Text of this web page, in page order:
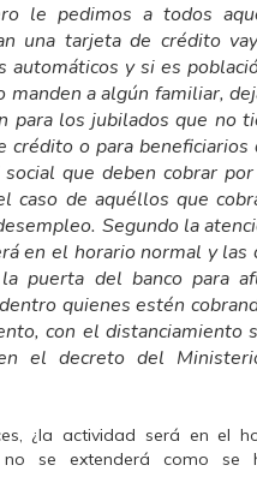
le pedimos a todos
una tarjeta de crédito
automáticos y si es
manden a algún familiar,
para los jubilados que no
crédito o para beneficiarios
que deben cobrar por
caso de aquéllos que
Segundo la
en el horario normal y las
puerta del banco para
quienes estén
con el distanciamiento
el decreto del
¿la actividad será en el
se extenderá como se